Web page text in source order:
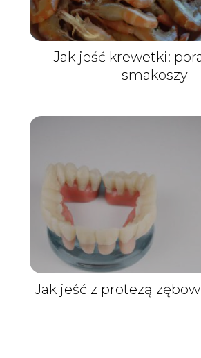
Jak jeść krewetki:
smakoszy
Jak jeść z protezą